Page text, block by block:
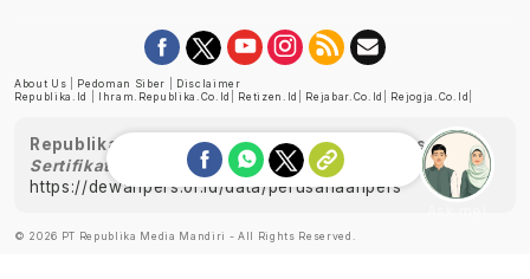
About Us Pedoman Siber
Disclaimer
Republika.id
Ihram.republika.co.id Retizen.id Rejabar.co.id Rejogja.co.id
Republika telah diverifikasi oleh Dewan Pers
Sertifikat Nomor 1058/DP-Verifikasi/K/XII/2022
https://dewanpers.or.id/data/perusahaanpers
© 2026 PT Republika Media Mandiri - All Rights Reserved.